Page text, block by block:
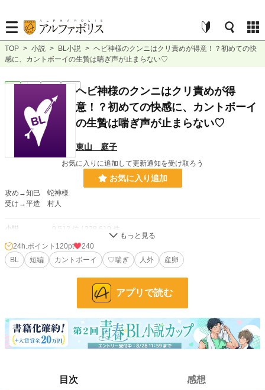
TOP > 小説 > BL小説 > ヘビ神様のクンニはクリ責めが得意！？初めての快
感に、カントボーイの生贄は喘ぎ声が止まらない♡
BL 完結 短編 R18 ヘビ神様のクンニはクリ責めが得
意！？初めての快感に、カントボーイ
の生贄は喘ぎ声が止まらない♡
東山 庭子
お気に入りに追加して更新通知を受け取ろう
お気に入り追加
攻め→知巳 蛇神様
受け→平造 村人
小説 9,512 位 / 228,619 件
BL 2,053 位 / 31,392 件
お気に入り 80
更新日時 2025.08.18 02:00
2025.08.18 02:00
24h.ポイント 120pt
240
BL
短編 カントボーイ ♡喘ぎ 人外 産卵
アプリで読む
目次 感想